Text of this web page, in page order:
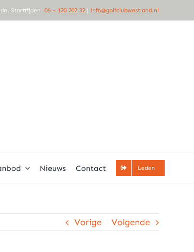
Starttijden:06 – 120 202 32 |info@golfclubwestland.nl
Nieuws Contact Leden
Vorige Volgende